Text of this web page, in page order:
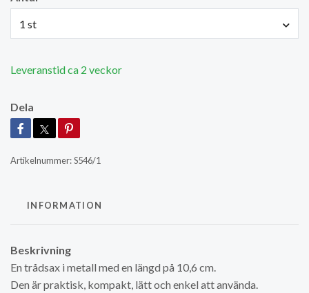
1 st
Leveranstid ca 2 veckor
Dela
Artikelnummer:S546/1
INFORMATION
Beskrivning
En trådsax i metall med en längd på 10,6 cm.
Den är praktisk, kompakt, lätt och enkel att använda.